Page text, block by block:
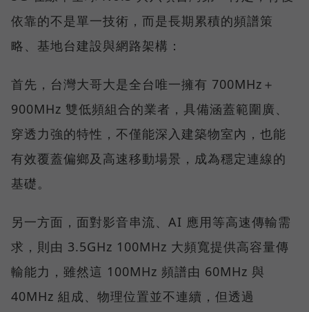
依靠的不是單一技術，而是長期累積的頻譜策
略、基地台建設與網路架構：
首先，台灣大哥大是全台唯一擁有 700MHz＋
900MHz 雙低頻組合的業者，具備涵蓋範圍廣、
穿透力強的特性，不僅能深入建築物室內，也能
有效覆蓋偏鄉及高速移動場景，成為穩定連線的
基礎。
另一方面，面對影音串流、AI 應用等高速傳輸需
求，則由 3.5GHz 100MHz 大頻寬提供高容量傳
輸能力，雖然這 100MHz 頻譜由 60MHz 與
40MHz 組成、物理位置並不連續，但透過